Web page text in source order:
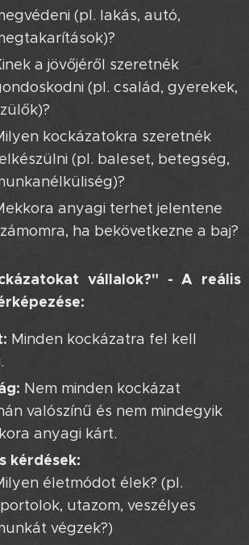
(pl. lakás, autó,
a jövőjéről szeretnék
(pl. család, gyerekek,
kockázatokra szeretnék
(pl. baleset, betegség,
anyagi terhet jelentene
ha bekövetkezne a baj?
vállalok?" - A reális
Minden kockázatra fel kell
Nem minden kockázat
valószínű és nem mindegyik
anyagi kárt.
kérdések:
életmódot élek? (pl.
utazom, veszélyes
végzek?)